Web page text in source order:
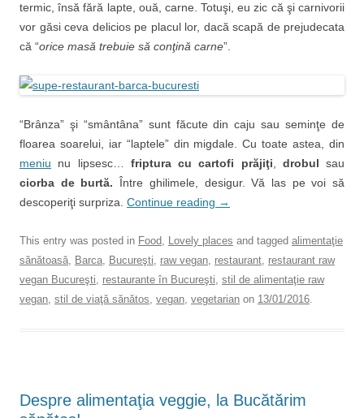
termic, însă fără lapte, ouă, carne. Totuşi, eu zic că şi carnivorii
vor găsi ceva delicios pe placul lor, dacă scapă de prejudecata
că “orice masă trebuie să conţină carne”.
“Brânza” şi “smântâna” sunt făcute din caju sau seminţe de
floarea soarelui, iar “laptele” din migdale. Cu toate astea, din
meniu nu lipsesc… friptura cu cartofi prăjiţi drobul sau
ciorba de burtă. Între ghilimele, desigur. Vă las pe voi să
descoperiţi surpriza. Continue reading →
This entry was posted in Food, Lovely places and tagged alimentaţie
sănătoasă, Barca, Bucureşti, raw vegan, restaurant, restaurant raw
vegan Bucureşti, restaurante în Bucureşti, stil de alimentaţie raw
vegan, stil de viaţă sănătos, vegan, vegetarian on 13/01/2016.
Despre alimentaţia veggie, la Bucătărim